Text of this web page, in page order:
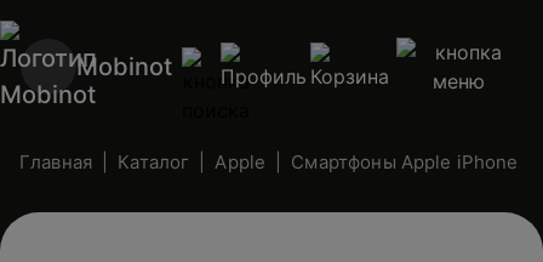
Mobinot
Главная Каталог Apple Смартфоны Apple iPhone